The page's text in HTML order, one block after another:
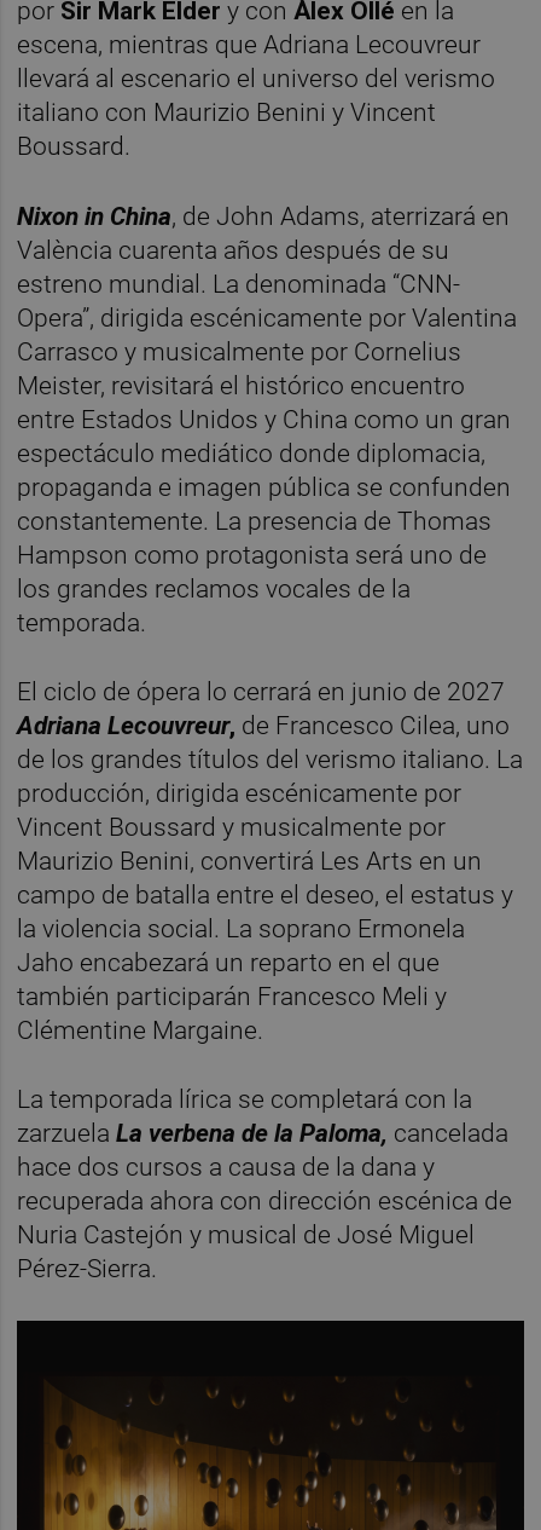
por Sir Mark Eldery conÀlex Ollé en la
escena, mientras que Adriana Lecouvreur
llevará al escenario el universo del verismo
italiano con Maurizio Benini y Vincent
Boussard.
Nixon in China, de John Adams, aterrizará en
València cuarenta años después de su
estreno mundial. La denominada “CNN-
Opera”, dirigida escénicamente por Valentina
Carrasco y musicalmente por Cornelius
Meister, revisitará el histórico encuentro
entre Estados Unidos y China como un gran
espectáculo mediático donde diplomacia,
propaganda e imagen pública se confunden
constantemente. La presencia de Thomas
Hampson como protagonista será uno de
los grandes reclamos vocales de la
temporada.
El ciclo de ópera lo cerrará en junio de 2027
Adriana Lecouvreur, de Francesco Cilea, uno
de los grandes títulos del verismo italiano. La
producción, dirigida escénicamente por
Vincent Boussard y musicalmente por
Maurizio Benini, convertirá Les Arts en un
campo de batalla entre el deseo, el estatus y
la violencia social. La soprano Ermonela
Jaho encabezará un reparto en el que
también participarán Francesco Meli y
Clémentine Margaine.
La temporada lírica se completará con la
zarzuela La verbena de la Paloma, cancelada
hace dos cursos a causa de la dana y
recuperada ahora con dirección escénica de
Nuria Castejón y musical de José Miguel
Pérez-Sierra.